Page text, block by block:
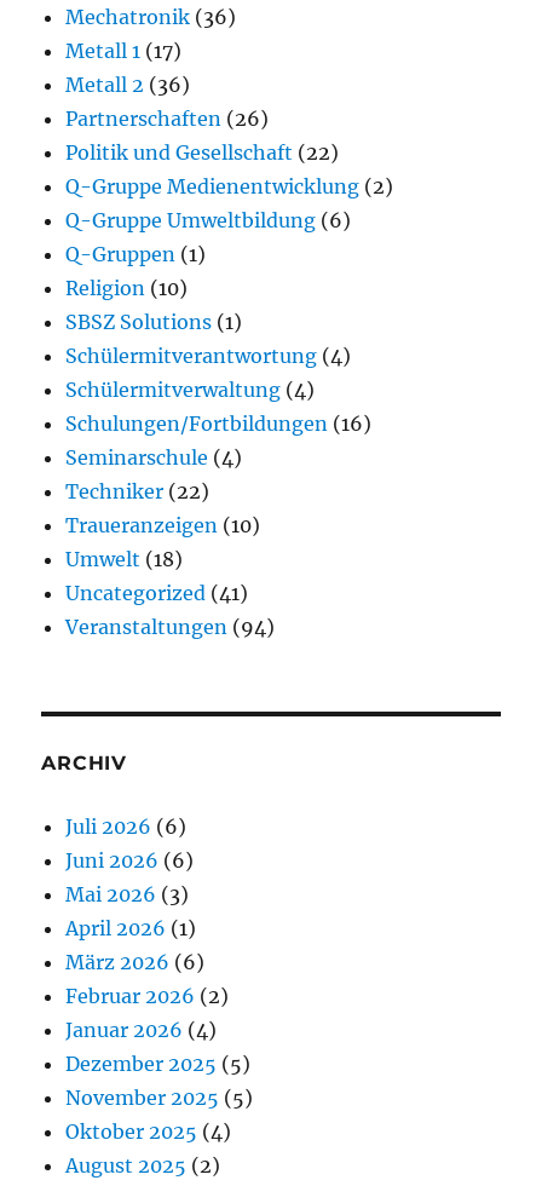
Mechatronik (36)
Metall 1 (17)
Metall 2 (36)
Partnerschaften (26)
Politik und Gesellschaft (22)
Q-Gruppe Medienentwicklung (2)
Q-Gruppe Umweltbildung (6)
Q-Gruppen (1)
Religion (10)
SBSZ Solutions (1)
Schülermitverantwortung (4)
Schülermitverwaltung (4)
Schulungen/Fortbildungen (16)
Seminarschule (4)
Techniker (22)
Traueranzeigen (10)
Umwelt (18)
Uncategorized (41)
Veranstaltungen (94)
ARCHIV
Juli 2026 (6)
Juni 2026 (6)
Mai 2026 (3)
April 2026 (1)
März 2026 (6)
Februar 2026 (2)
Januar 2026 (4)
Dezember 2025 (5)
November 2025 (5)
Oktober 2025 (4)
August 2025 (2)